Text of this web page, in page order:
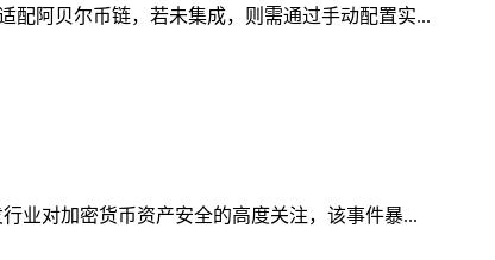
配阿贝尔币链，若未集成，则需通过手动配置实...
业对加密货币资产安全的高度关注，该事件暴...